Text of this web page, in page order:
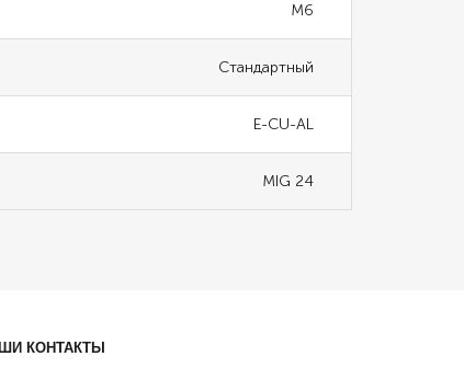
М6
Стандартный
E-CU-AL
MIG 24
КОНТАКТЫ